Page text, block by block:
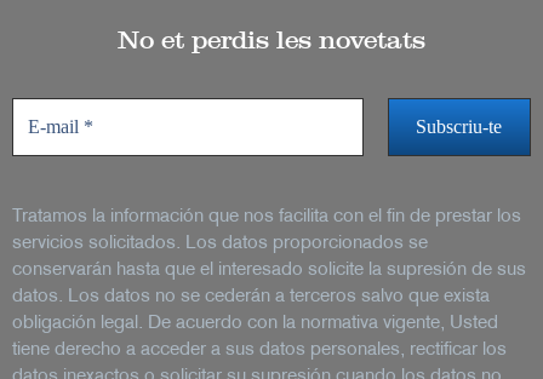
No et perdis les novetats
Tratamos la información que nos facilita con el fin de prestar los
servicios solicitados. Los datos proporcionados se
conservarán hasta que el interesado solicite la supresión de sus
datos. Los datos no se cederán a terceros salvo que exista
obligación legal. De acuerdo con la normativa vigente, Usted
tiene derecho a acceder a sus datos personales, rectificar los